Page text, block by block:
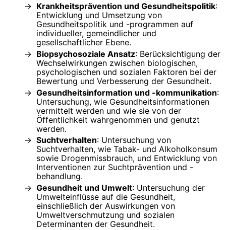
Krankheitsprävention und Gesundheitspolitik:
Entwicklung und Umsetzung von
Gesundheitspolitik und -programmen auf
individueller, gemeindlicher und
gesellschaftlicher Ebene.
Biopsychosoziale Ansatz: Berücksichtigung der
Wechselwirkungen zwischen biologischen,
psychologischen und sozialen Faktoren bei der
Bewertung und Verbesserung der Gesundheit.
Gesundheitsinformation und -kommunikation:
Untersuchung, wie Gesundheitsinformationen
vermittelt werden und wie sie von der
Öffentlichkeit wahrgenommen und genutzt
werden.
Suchtverhalten: Untersuchung von
Suchtverhalten, wie Tabak- und Alkoholkonsum
sowie Drogenmissbrauch, und Entwicklung von
Interventionen zur Suchtprävention und -
behandlung.
Gesundheit und Umwelt: Untersuchung der
Umwelteinflüsse auf die Gesundheit,
einschließlich der Auswirkungen von
Umweltverschmutzung und sozialen
Determinanten der Gesundheit.